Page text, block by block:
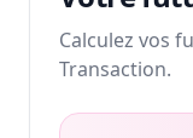
Calculez vos
Transaction.